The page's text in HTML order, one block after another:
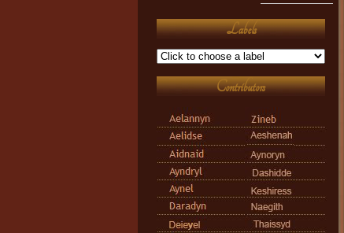
Labels
Contributors